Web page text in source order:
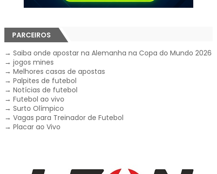
PARCEIROS
→ Saiba onde apostar na Alemanha na Copa do Mundo 2026
→ jogos mines
→ Melhores casas de apostas
→ Palpites de futebol
→ Notícias de futebol
→ Futebol ao vivo
→ Surto Olímpico
→ Vagas para Treinador de Futebol
→ Placar ao Vivo